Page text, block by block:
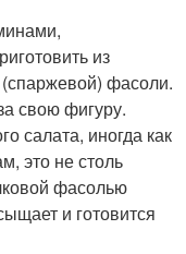
из
(спаржевой) фасоли.
свою фигуру.
салата, иногда как
это не столь
фасолью
и готовится